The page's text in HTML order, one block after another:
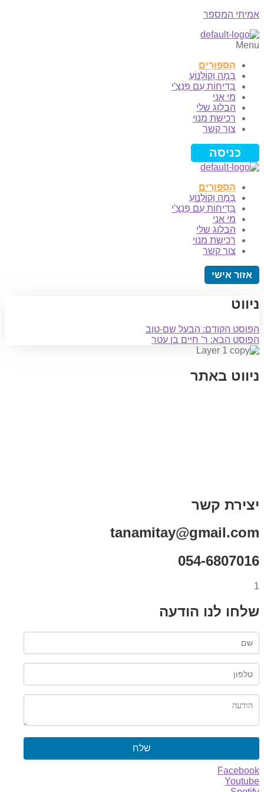
אמיתי המספר
Menu
הַסִּפּוּרִים
בָּמָה וְקוֹלְנוֹעַ
בְּדִיחוֹת עִם פַּנְצִ'י
מי אני
הבלוג שלי
רכישת מנוי
צור קשר
כניסה
הַסִּפּוּרִים
בָּמָה וְקוֹלְנוֹעַ
בְּדִיחוֹת עִם פַּנְצִ'י
מי אני
הבלוג שלי
רכישת מנוי
צור קשר
אזור אישי
ניווט
הפוסט הקודם: הבעל שם-טוב
הפוסט הבא: ר' חיים בן עטר
ניווט באתר
יצירת קשר
tanamitay@gmail.com
054-6807016
1
שלחו לנו הודעה
שלח
Facebook
Youtube